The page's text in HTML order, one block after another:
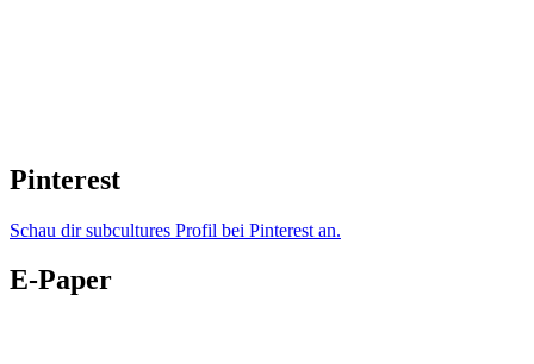
Pinterest
Schau dir subcultures Profil bei Pinterest an.
E-Paper